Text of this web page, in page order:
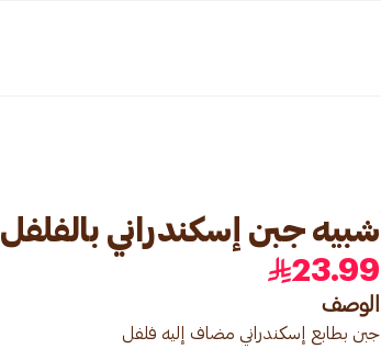
شبيه جبن إسكندراني بالفلفل
23.99
الوصف
جبن بطابع إسكندراني مضاف إليه فلفل